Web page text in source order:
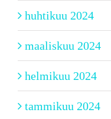
huhtikuu 2024
maaliskuu 2024
helmikuu 2024
tammikuu 2024